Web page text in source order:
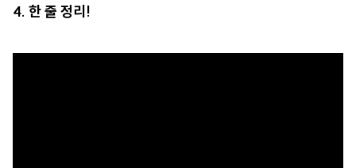
4. 한 줄 정리!